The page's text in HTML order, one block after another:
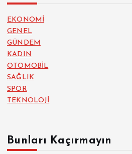
EKONOMİ
GENEL
GÜNDEM
KADIN
OTOMOBİL
SAĞLIK
SPOR
TEKNOLOJİ
Bunları Kaçırmayın